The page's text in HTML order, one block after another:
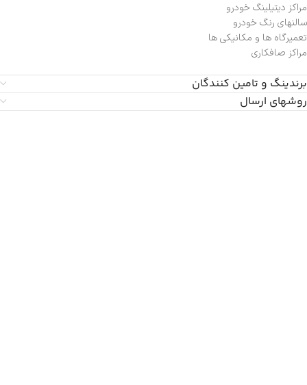
مراکز دیتیلینگ خودرو
سالنهای رنگ خودرو
تعمیرگاه ها و مکانیکی ها
مراکز صافکاری
برندینگ و تامین کنندگان
روشهای ارسال